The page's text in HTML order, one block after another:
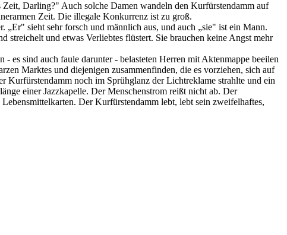
Zeit, Darling?" Auch solche Damen wandeln den Kurfürstendamm auf
Zeit. Die illegale Konkurrenz ist zu groß.
sieht sehr forsch und männlich aus, und auch „sie" ist ein Mann.
und etwas Verliebtes flüstert. Sie brauchen keine Angst mehr
es sind auch faule darunter - belasteten Herren mit Aktenmappe beeilen
Marktes und diejenigen zusammenfinden, die es vorziehen, sich auf
Kurfürstendamm noch im Sprühglanz der Lichtreklame strahlte und ein
einer Jazzkapelle. Der Menschenstrom reißt nicht ab. Der
Der Kurfürstendamm lebt, lebt sein zweifelhaftes,